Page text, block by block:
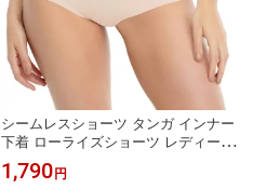
シームレスショーツ タンガ インナー
下着 ローライズショーツ レディース
ナイトウェア セクシー パンツ インポ
ート ブラジリアン 通販 インポートラ
1,790 円